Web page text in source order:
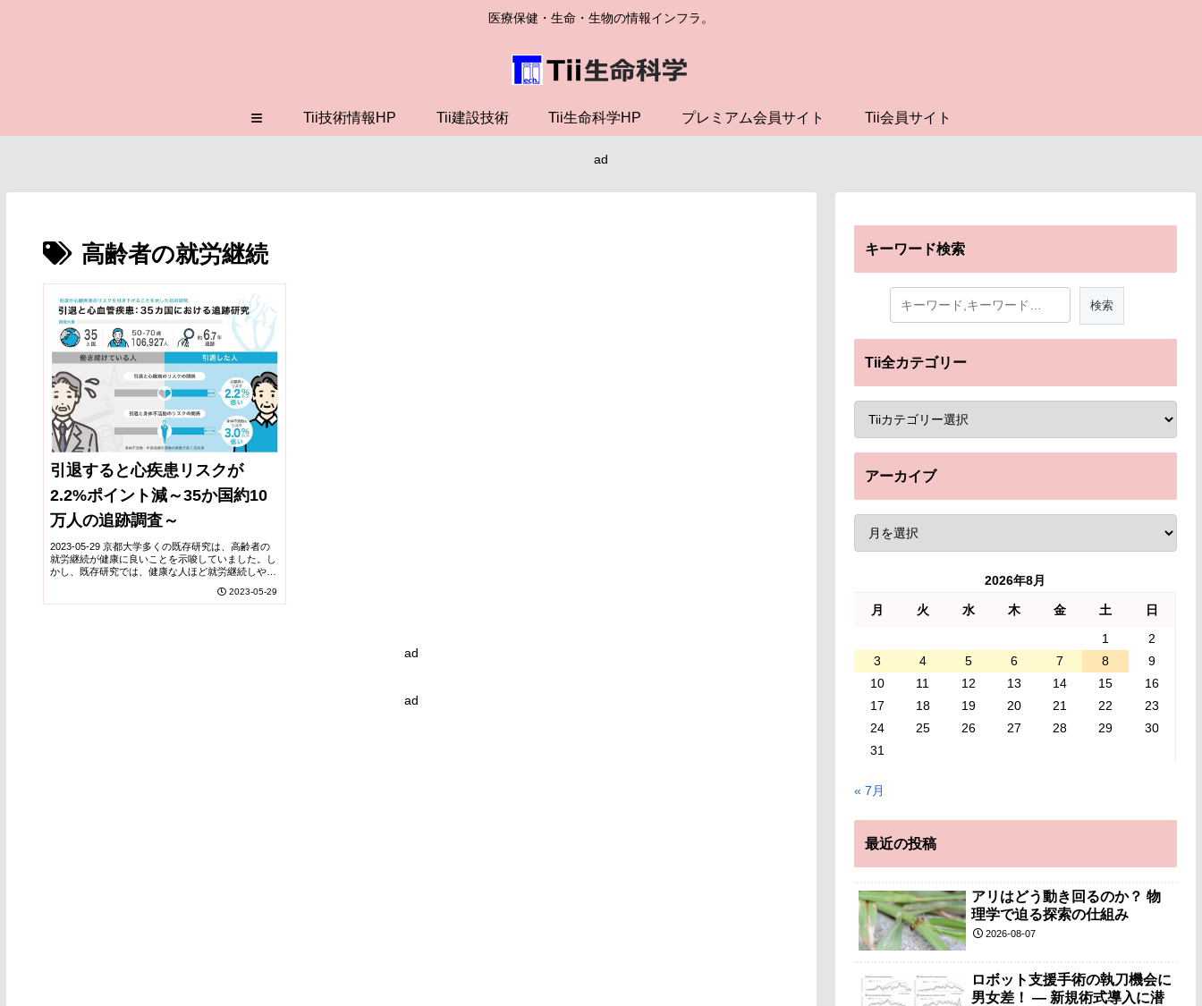
医療保健・生命・生物の情報インフラ。
≡ Tii技術情報HP Tii建設技術 Tii生命科学HP プレミアム会員サイト Tii会員サイト
ad
高齢者の就労継続
引退すると心疾患リスクが
2.2%ポイント減～35か国約10
万人の追跡調査～
2023-05-29 京都大学多くの既存研究は、高齢者の
就労継続が健康に良いことを示唆していました。し
かし、既存研究では、健康な人ほど就労継続しやす
があります。佐藤豪竜 医学研究科助教らの研究グ...
2023-05-29
ad
ad
キーワード検索
Tii全カテゴリー
アーカイブ
2026年8月
月 火 水 木 金 土
日
1
2
3
4 5 6 7 8
9
10
11 12 13 14 15
16
17
18 19 20 21 22
23
24
25 26 27 28 29
30
31
« 7月
最近の投稿
アリはどう動き回るのか？ 物
理学で迫る探索の仕組み
2026-08-07
ロボット支援手術の執刀機会に
男女差！ — 新規術式導入に潜